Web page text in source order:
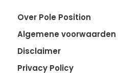
Over Pole Position
Algemene voorwaarden
Disclaimer
Privacy Policy